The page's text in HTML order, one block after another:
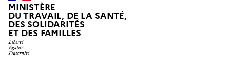
MINISTÈRE
DU TRAVAIL, DE LA SANTÉ,
DES SOLIDARITÉS
ET DES FAMILLES